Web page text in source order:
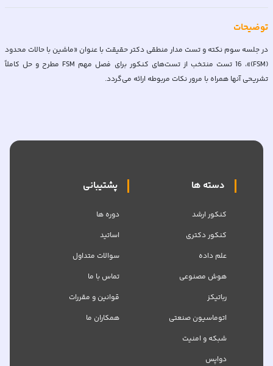
توضیحات
در جلسه سوم نکته و تست مدار منطقی دکتر حقیقت با عنوان «ماشین با حالات محدود
(FSM)»، 16 تست منتخب از تست‌های کنکور برای فصل مهم FSM مطرح و حل کاملاً
تشریحی آنها همراه با مرور نکات مربوطه ارائه می‌گردد.
دسته ها
کنکور ارشد
کنکور دکتری
علم داده
هوش مصنوعی
رباتیکز
اتوماسیون صنعتی
شبکه‌ و امنیت
دواپس
پشتیبانی
دوره ها
اساتید
سوالات متداول
تماس با ما
قوانین و مقررات
همکاران ما